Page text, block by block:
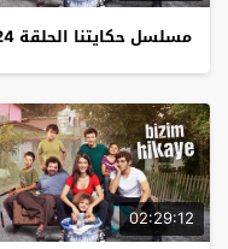
مسلسل حكايتنا الحلقة 24
02:29:12